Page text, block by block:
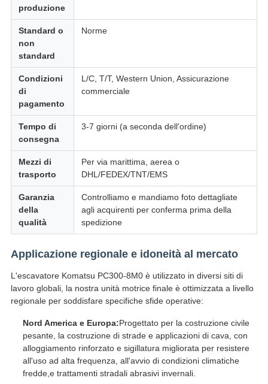
produzione
Standard o
non
standard
Norme
Condizioni
di
pagamento
L/C, T/T, Western Union, Assicurazione
commerciale
Tempo di
consegna
3-7 giorni (a seconda dell'ordine)
Mezzi di
trasporto
Per via marittima, aerea o
DHL/FEDEX/TNT/EMS
Garanzia
della
qualità
Controlliamo e mandiamo foto dettagliate
agli acquirenti per conferma prima della
spedizione
Applicazione regionale e idoneità al mercato
L'escavatore Komatsu PC300-8M0 è utilizzato in diversi siti di
lavoro globali, la nostra unità motrice finale è ottimizzata a livello
regionale per soddisfare specifiche sfide operative:
Nord America e Europa:Progettato per la costruzione civile
pesante, la costruzione di strade e applicazioni di cava, con
alloggiamento rinforzato e sigillatura migliorata per resistere
all'uso ad alta frequenza, all'avvio di condizioni climatiche
fredde,e trattamenti stradali abrasivi invernali.